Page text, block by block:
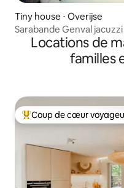
Tiny house ⋅ Overijse
Sarabande Genval
Locations de
familles
Coups de cœur
Coup de cœur